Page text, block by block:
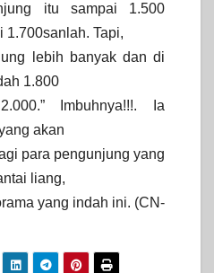
itu sampai 1.500
1.700sanlah. Tapi,
lebih banyak dan di
1.800
Imbuhnya!!!. Ia
akan
para pengunjung yang
liang,
yang indah ini. (CN-